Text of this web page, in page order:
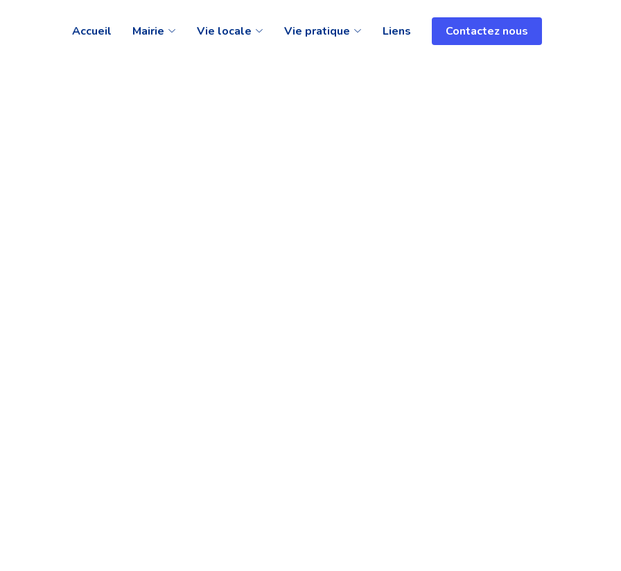
Accueil Mairie Vie locale Vie pratique Liens Contactez nous